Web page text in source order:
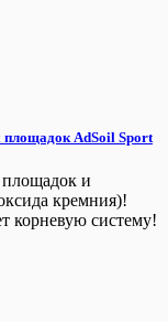
площадок AdSoil Sport
площадок и
кремния)!
корневую систему!